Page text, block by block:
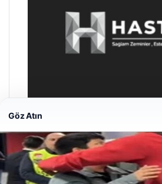
Enes Kaplan Avukatlık Bürosu
28/04/2026
Göz Atın